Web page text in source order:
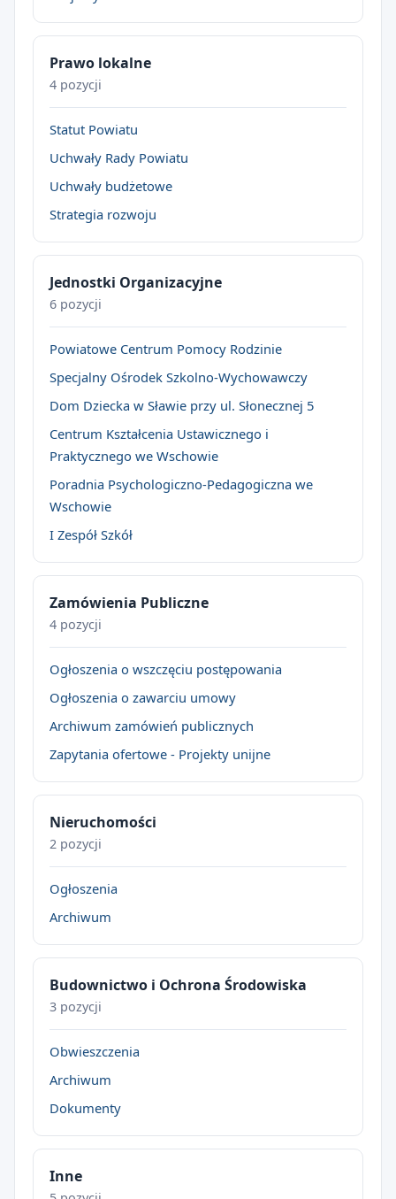
Prawo lokalne
4 pozycji
Statut Powiatu
Uchwały Rady Powiatu
Uchwały budżetowe
Strategia rozwoju
Jednostki Organizacyjne
6 pozycji
Powiatowe Centrum Pomocy Rodzinie
Specjalny Ośrodek Szkolno-Wychowawczy
Dom Dziecka w Sławie przy ul. Słonecznej 5
Centrum Kształcenia Ustawicznego i
Praktycznego we Wschowie
Poradnia Psychologiczno-Pedagogiczna we
Wschowie
I Zespół Szkół
Zamówienia Publiczne
4 pozycji
Ogłoszenia o wszczęciu postępowania
Ogłoszenia o zawarciu umowy
Archiwum zamówień publicznych
Zapytania ofertowe - Projekty unijne
Nieruchomości
2 pozycji
Ogłoszenia
Archiwum
Budownictwo i Ochrona Środowiska
3 pozycji
Obwieszczenia
Archiwum
Dokumenty
Inne